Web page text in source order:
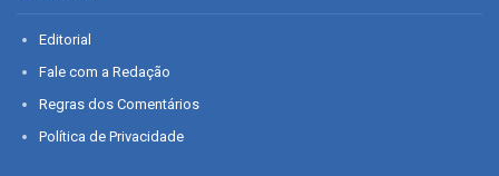
Editorial
Fale com a Redação
Regras dos Comentários
Política de Privacidade